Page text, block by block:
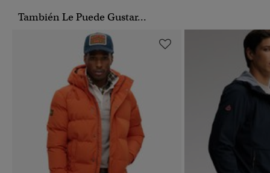
También Le Puede Gustar...